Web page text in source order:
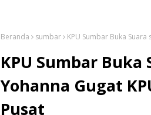
Beranda sumbar KPU Sumbar Buka
KPU Sumbar Buka
Yohanna Gugat
Pusat